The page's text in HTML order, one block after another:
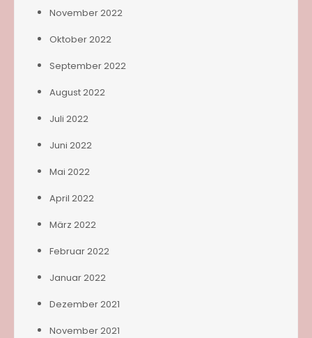
November 2022
Oktober 2022
September 2022
August 2022
Juli 2022
Juni 2022
Mai 2022
April 2022
März 2022
Februar 2022
Januar 2022
Dezember 2021
November 2021